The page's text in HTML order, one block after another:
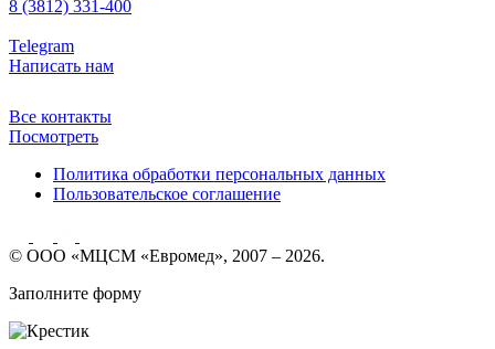
8 (3812) 331-400
Telegram
Написать нам
Все контакты
Посмотреть
Политика обработки персональных данных
Пользовательское соглашение
© ООО «МЦСМ «Евромед», 2007 – 2026.
Заполните форму